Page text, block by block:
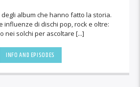
album che hanno fatto la storia.
influenze di dischi pop, rock e oltre:
nei solchi per ascoltare [...]
INFO AND EPISODES